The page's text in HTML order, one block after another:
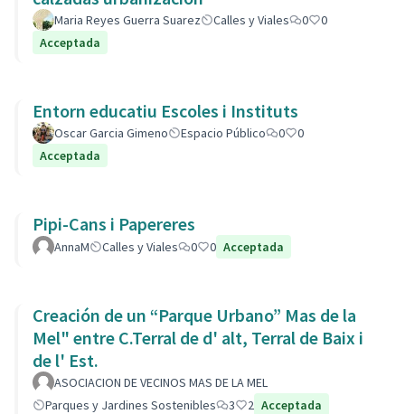
Maria Reyes Guerra Suarez Calles y Viales 0
0
Acceptada
Entorn educatiu Escoles i Instituts
Oscar Garcia Gimeno Espacio Público 0
0
Acceptada
Pipi-Cans i Papereres
AnnaM Calles y Viales 0 0 Acceptada
Creación de un “Parque Urbano” Mas de la
Mel" entre C.Terral de d' alt, Terral de Baix i
de l' Est.
ASOCIACION DE VECINOS MAS DE LA MEL
Parques y Jardines Sostenibles
3 2 Acceptada